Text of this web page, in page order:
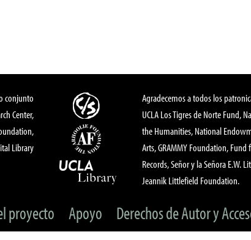
conjunto
Center,
Library
Agradecemos a todos los
UCLA Los Tigres de Norte Fund,
the Humanities, National
Arts, GRAMMY Foundation,
Records, Señor y la Señora E.W.
Jeannik Littlefield Foundation.
proyecto Apoyo Derechos de Autor y